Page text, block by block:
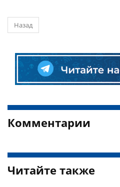
Назад
Комментарии
Читайте также